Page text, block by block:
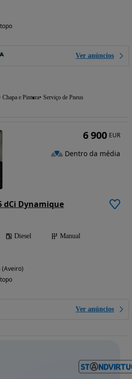
Ver anúncios
Chapa e Pintura Serviço de Pneus
dCi Dynamique
Diesel
Manual
(Aveiro)
Ver anúncios
6 900 EUR
Dentro da média